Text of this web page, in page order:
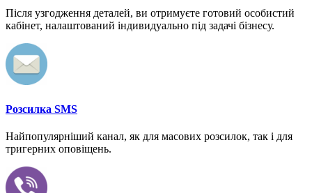
Після узгодження деталей, ви отримуєте готовий особистий
кабінет, налаштований індивидуально під задачі бізнесу.
Розсилка SMS
Найпопулярніший канал, як для масових розсилок, так і для
тригерних оповіщень.